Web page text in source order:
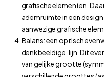
grafische elementen.
ademruimte in een
aanwezige grafische
Balans: een optisch
denkbeeldige, lijn. Dit
van gelijke grootte